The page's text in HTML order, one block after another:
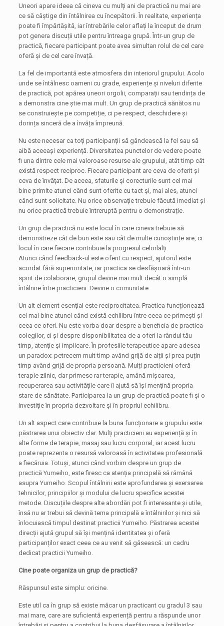
Uneori apare ideea că cineva cu mulți ani de practică nu mai are
ce să câștige din întâlnirea cu începătorii. În realitate, experiența
poate fi împărtășită, iar întrebările celor aflați la început de drum
pot genera discuții utile pentru întreaga grupă. Într-un grup de
practică, fiecare participant poate avea simultan rolul de cel care
oferă și de cel care învață.
La fel de importantă este atmosfera din interiorul grupului. Acolo
unde se întâlnesc oameni cu grade, experiențe și niveluri diferite
de practică, pot apărea uneori orgolii, comparații sau tendința de
a demonstra cine știe mai mult. Un grup de practică sănătos nu
se construiește pe competiție, ci pe respect, deschidere și
dorința sinceră de a învăța împreună.
Nu este necesar ca toți participanții să gândească la fel sau să
aibă aceeași experiență. Diversitatea punctelor de vedere poate
fi una dintre cele mai valoroase resurse ale grupului, atât timp cât
există respect reciproc. Fiecare participant are ceva de oferit și
ceva de învățat. De aceea, sfaturile și corecturile sunt cel mai
bine primite atunci când sunt oferite cu tact și, mai ales, atunci
când sunt solicitate. Nu orice observație trebuie făcută imediat și
nu orice practică trebuie întreruptă pentru o demonstrație.
Un grup de practică nu este locul în care cineva trebuie să
demonstreze cât de bun este sau cât de multe cunoștințe are, ci
locul în care fiecare contribuie la progresul celorlalți.
Atunci când feedback-ul este oferit cu respect, ajutorul este
acordat fără superioritate, iar practica se desfășoară într-un
spirit de colaborare, grupul devine mai mult decât o simplă
întâlnire între practicieni. Devine o comunitate.
Un alt element esențial este reciprocitatea. Practica funcționează
cel mai bine atunci când există echilibru între ceea ce primești și
ceea ce oferi. Nu este vorba doar despre a beneficia de practica
colegilor, ci și despre disponibilitatea de a oferi la rândul tău
timp, atenție și implicare. În profesiile terapeutice apare adesea
un paradox: petrecem mult timp având grijă de alții și prea puțin
timp având grijă de propria persoană. Mulți practicieni oferă
terapie zilnic, dar primesc rar terapie, amână mișcarea,
recuperarea sau activitățile care îi ajută să își mențină propria
stare de sănătate. Participarea la un grup de practică poate fi și o
investiție în propria dezvoltare și în propriul echilibru.
Un alt aspect care contribuie la buna funcționare a grupului este
păstrarea unui obiectiv clar. Mulți practicieni au experiență și în
alte forme de terapie, masaj sau lucru corporal, iar acest lucru
poate reprezenta o resursă valoroasă în activitatea profesională
a fiecăruia. Totuși, atunci când vorbim despre un grup de
practică Yumeiho, este firesc ca atenția principală să rămână
asupra Yumeiho. Scopul întâlnirii este aprofundarea și exersarea
tehnicilor, principiilor și modului de lucru specifice acestei
metode. Discuțiile despre alte abordări pot fi interesante și utile,
însă nu ar trebui să devină tema principală a întâlnirilor și nici să
înlocuiască timpul destinat practicii Yumeiho. Păstrarea acestei
direcții ajută grupul să își mențină identitatea și oferă
participanților exact ceea ce au venit să găsească: un cadru
dedicat practicii Yumeiho.
Cine poate organiza un grup de practică?
Răspunsul este simplu: oricine.
Este util ca în grup să existe măcar un practicant cu gradul 3 sau
mai mare, care are suficientă experiență pentru a răspunde unor